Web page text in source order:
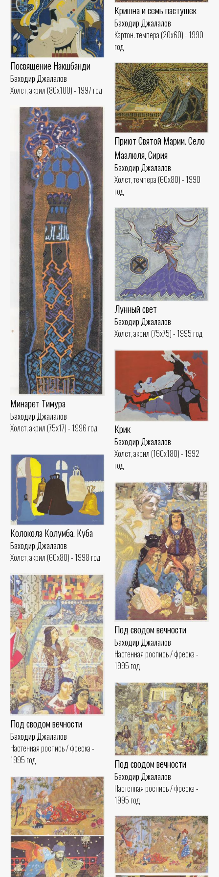
Кришна и семь пастушек
Баходир Джалалов
Картон. темпера (20x60) - 1990
год
Посвящение Накшбанди
Баходир Джалалов
Холст, акрил (80x100) - 1997 год
Приют Святой Марии. Село
Маалюля, Сирия
Баходир Джалалов
Холст, темпера (60x80) - 1990
год
Минарет Тимура
Баходир Джалалов
Холст, акрил (75x17) - 1996 год
Лунный свет
Баходир Джалалов
Холст, акрил (75x75) - 1995 год
Крик
Баходир Джалалов
Холст, акрил (160x180) - 1992
год
Колокола Колумба. Куба
Баходир Джалалов
Холст, акрил (60x80) - 1998 год
Под сводом вечности
Баходир Джалалов
Настенная роспись / фреска -
1995 год
Под сводом вечности
Баходир Джалалов
Настенная роспись / фреска -
1995 год
Под сводом вечности
Баходир Джалалов
Настенная роспись / фреска -
1995 год
Сны Омара Хайяма
Баходир Джалалов
Настенная роспись / фреска -